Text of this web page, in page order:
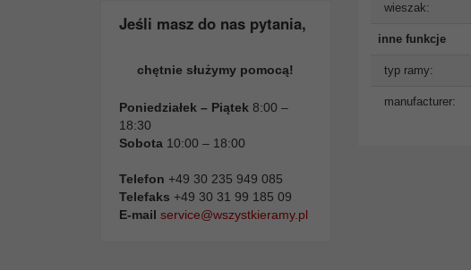
Jeśli masz do nas pytania,
chętnie służymy pomocą!
Poniedziałek – Piątek 8:00 –
18:30
Sobota 10:00 – 18:00
Telefon +49 30 235 949 085
Telefaks +49 30 31 99 185 09
E-mail service@wszystkieramy.pl
wieszak:
inne funkcje
typ ramy:
manufacturer: